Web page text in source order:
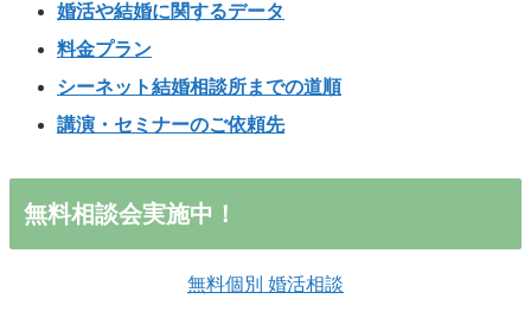
婚活や結婚に関するデータ
料金プラン
シーネット結婚相談所までの道順
講演・セミナーのご依頼先
無料相談会実施中！
無料個別 婚活相談